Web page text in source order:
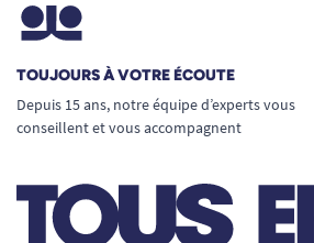
TOUJOURS À VOTRE ÉCOUTE
Depuis 15 ans, notre équipe d’experts vous
conseillent et vous accompagnent